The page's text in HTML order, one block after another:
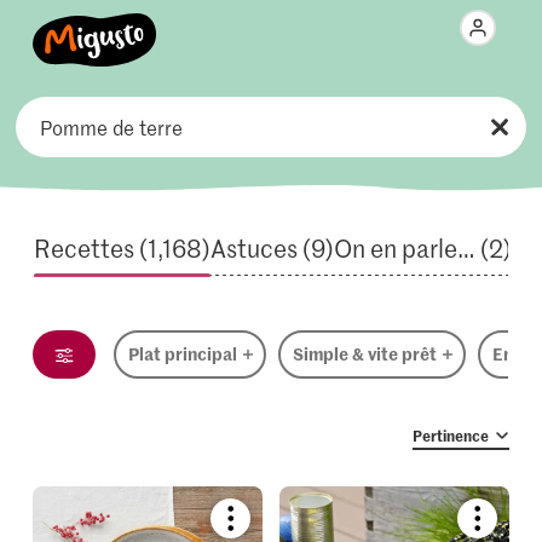
Recettes (1,168)Astuces (9)On en parle… (2)
Plat principal Simple & vite prêt
Pertinence
Pertinence
Bookmark
Prêt en
Catégories
Saisons & évènements
Type d'alimentation